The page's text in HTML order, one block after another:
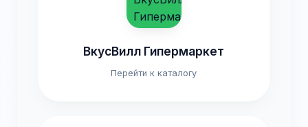
ВкусВилл Гипермаркет
Перейти к каталогу